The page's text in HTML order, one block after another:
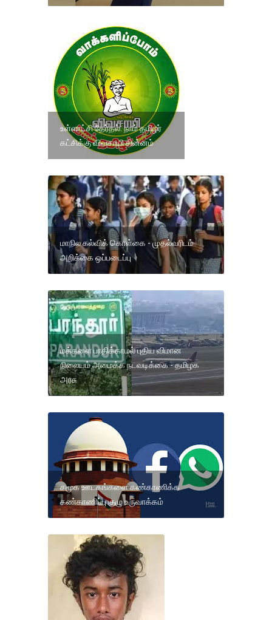
உள்ளாட்சி தேர்தல்: நாம் தமிழர்
கட்சிக்கு விவசாயி சின்னம்
மாநில கல்விக் கொள்கை - முதல்வரிடம்
அறிக்கை ஒப்படைப்பு
மக்களை பாதிக்காமல் புதிய விமான
நிலையம் அமைக்க நடவடிக்கை - தமிழக
அரசு
சமூக ஊடகங்களை கண்காணிக்க
கண்காணிப்பு குழு உருவாக்கம்